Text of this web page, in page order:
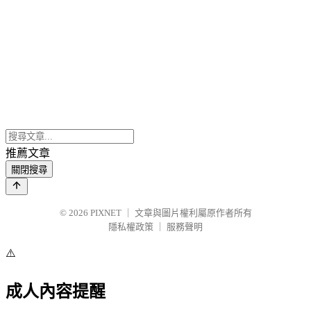
推薦文章
關閉搜尋
© 2026 PIXNET
文章與圖片權利屬原作者所有
隱私權政策
服務聲明
⚠️
成人內容提醒